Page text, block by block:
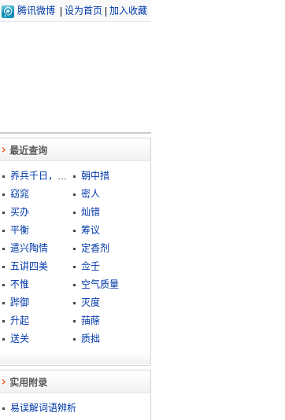
腾讯微博 设为首页 加入收藏
最近查询
养兵千日，用兵一时
朝中措
窈窕
密人
买办
灿错
平衡
筹议
遣兴陶情
定香剂
五讲四美
佥壬
不惟
空气质量
跸御
灭度
升起
菗蒢
送关
质拙
实用附录
易误解词语辨析